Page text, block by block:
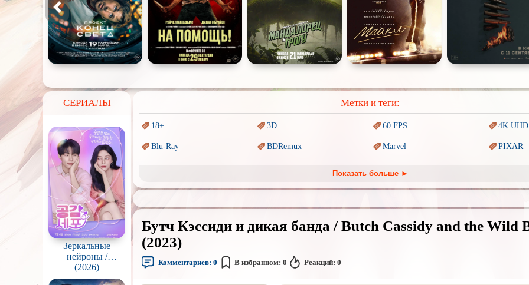
СЕРИАЛЫ
Зеркальные
нейроны /
Gonggapsepyo
(2026)
Метки и теги:
18+ 3D 60 FPS 4K UHD
Blu-Ray BDRemux Marvel PIXAR
Аниме Антиутопия Врачи Гении
Индийское кино Киберпанк Коллекция Комикс
Маги и Волшебники Наркотики Новогодние
Параллельные миры
Перевод
Показать больше ►
Бутч Кэссиди и дикая банда / Butch Cassidy and the Wild
(2023)
Комментариев: 0 В избранном: 0 Реакций: 0